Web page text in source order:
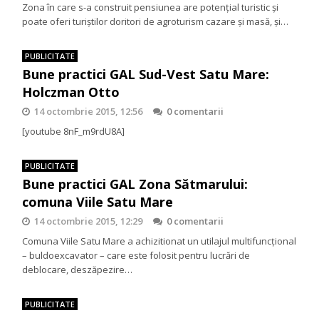
Zona în care s-a construit pensiunea are potenţial turistic şi
poate oferi turiştilor doritori de agroturism cazare şi masă, şi…
PUBLICITATE
Bune practici GAL Sud-Vest Satu Mare:
Holczman Otto
14 octombrie 2015, 12:56
0 comentarii
[youtube 8nF_m9rdU8A]
PUBLICITATE
Bune practici GAL Zona Sătmarului:
comuna Viile Satu Mare
14 octombrie 2015, 12:29
0 comentarii
Comuna Viile Satu Mare a achizitionat un utilajul multifuncţional
– buldoexcavator – care este folosit pentru lucrări de
deblocare, deszăpezire…
PUBLICITATE